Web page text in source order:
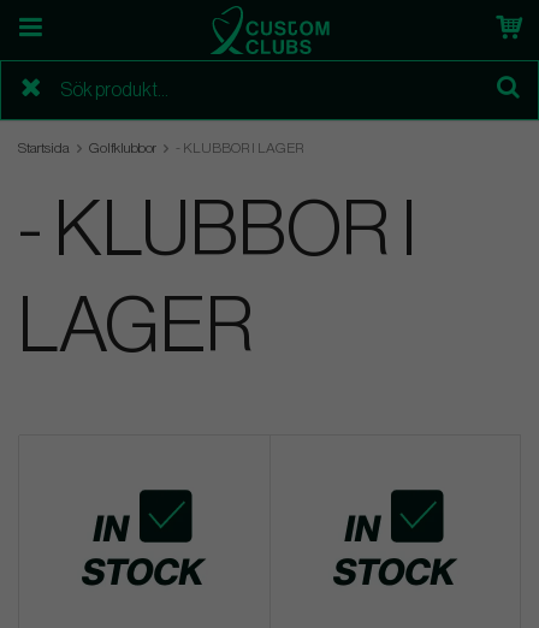
Startsida Golfklubbor - KLUBBOR I LAGER
- KLUBBOR I
LAGER